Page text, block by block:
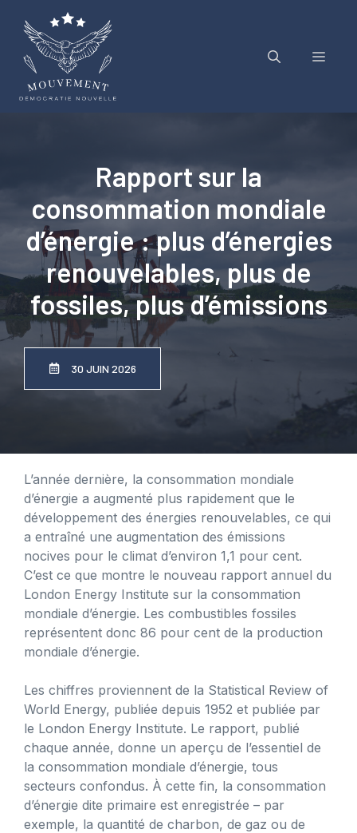
contenu
Menu
Rapport sur la
consommation mondiale
d’énergie : plus d’énergies
renouvelables, plus de
fossiles, plus d’émissions
30 JUIN 2026
L’année dernière, la consommation mondiale
d’énergie a augmenté plus rapidement que le
développement des énergies renouvelables, ce qui
a entraîné une augmentation des émissions
nocives pour le climat d’environ 1,1 pour cent.
C’est ce que montre le nouveau rapport annuel du
London Energy Institute sur la consommation
mondiale d’énergie. Les combustibles fossiles
représentent donc 86 pour cent de la production
mondiale d’énergie.
Les chiffres proviennent de la Statistical Review of
World Energy, publiée depuis 1952 et publiée par
le London Energy Institute. Le rapport, publié
chaque année, donne un aperçu de l’essentiel de
la consommation mondiale d’énergie, tous
secteurs confondus. À cette fin, la consommation
d’énergie dite primaire est enregistrée – par
exemple, la quantité de charbon, de gaz ou de